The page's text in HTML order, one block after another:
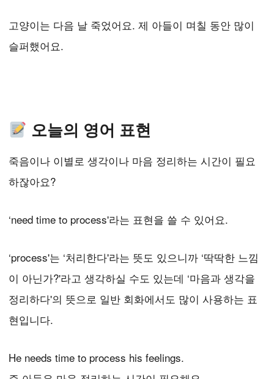
고양이는 다음 날 죽었어요. 제 아들이 며칠 동안 많이
슬퍼했어요.
오늘의 영어 표현
죽음이나 이별로 생각이나 마음 정리하는 시간이 필요
하잖아요?
‘need time to process'라는 표현을 쓸 수 있어요.
‘process'는 ‘처리한다'라는 뜻도 있으니까 ‘딱딱한 느낌
이 아닌가?'라고 생각하실 수도 있는데 ‘마음과 생각을
정리하다'의 뜻으로 일반 회화에서도 많이 사용하는 표
현입니다.
He needs time to process his feelings.